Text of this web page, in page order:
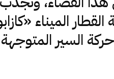
الميناء
السير